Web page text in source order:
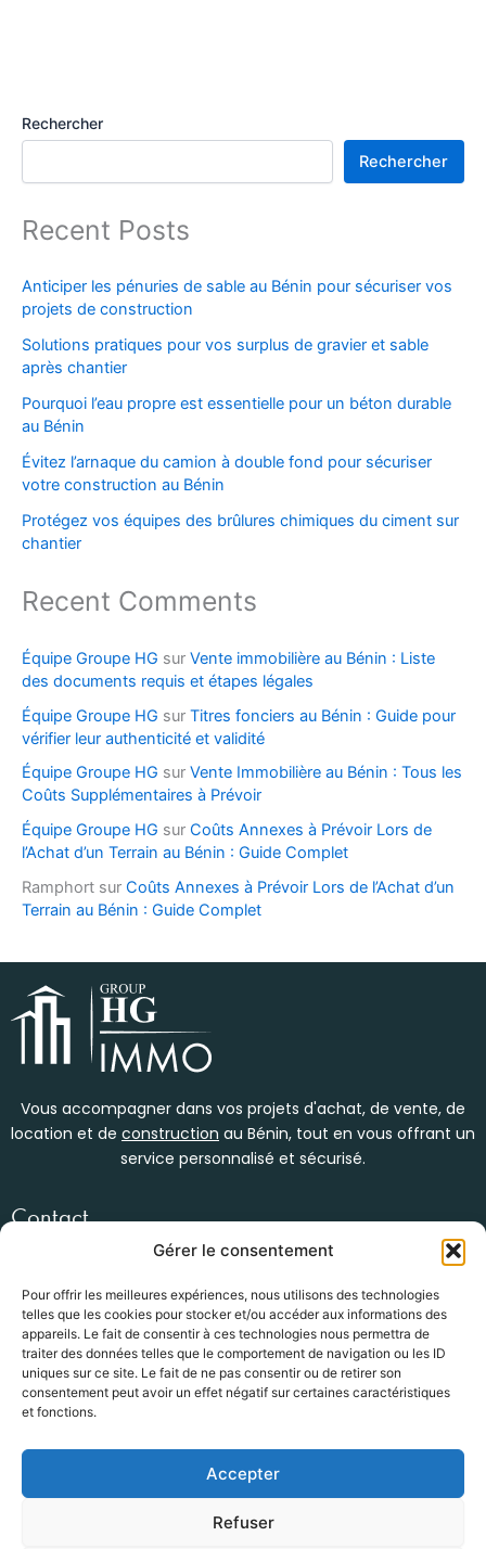
Gérer le consentement
Pour offrir les meilleures expériences, nous utilisons des technologies
telles que les cookies pour stocker et/ou accéder aux informations des
appareils. Le fait de consentir à ces technologies nous permettra de
traiter des données telles que le comportement de navigation ou les ID
uniques sur ce site. Le fait de ne pas consentir ou de retirer son
consentement peut avoir un effet négatif sur certaines caractéristiques
et fonctions.
Accepter
Refuser
Rechercher
Rechercher
Recent Posts
Anticiper les pénuries de sable au Bénin pour sécuriser vos
projets de construction
Solutions pratiques pour vos surplus de gravier et sable
après chantier
Pourquoi l’eau propre est essentielle pour un béton durable
au Bénin
Évitez l’arnaque du camion à double fond pour sécuriser
votre construction au Bénin
Protégez vos équipes des brûlures chimiques du ciment sur
chantier
Recent Comments
Équipe Groupe HG sur Vente immobilière au Bénin : Liste
des documents requis et étapes légales
Équipe Groupe HG sur Titres fonciers au Bénin : Guide pour
vérifier leur authenticité et validité
Équipe Groupe HG sur Vente Immobilière au Bénin : Tous les
Coûts Supplémentaires à Prévoir
Équipe Groupe HG sur Coûts Annexes à Prévoir Lors de
l’Achat d’un Terrain au Bénin : Guide Complet
Ramphort sur Coûts Annexes à Prévoir Lors de l’Achat d’un
Terrain au Bénin : Guide Complet
Vous accompagner dans vos projets d'achat, de vente, de
location et de construction au Bénin, tout en vous offrant un
service personnalisé et sécurisé.
Contact
Womey, en face du bar kébao
info@groupe-hg.com
Nos services
Location Immobilière
Vente / Achat
BTP
Newsletter